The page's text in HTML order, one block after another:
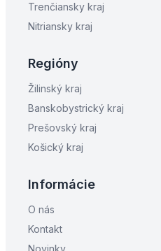
Trenčiansky kraj
Nitriansky kraj
Regióny
Žilinský kraj
Banskobystrický kraj
Prešovský kraj
Košický kraj
Informácie
O nás
Kontakt
Novinky